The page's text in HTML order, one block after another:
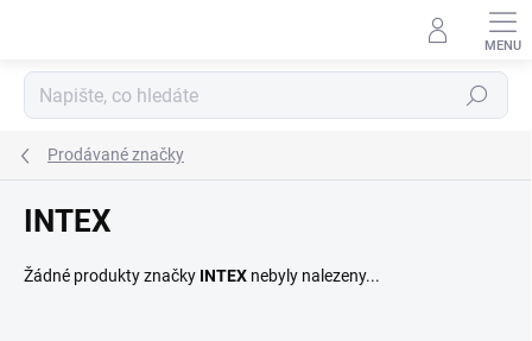
Hledat
Prodávané značky
INTEX
Žádné produkty značky INTEX nebyly nalezeny...